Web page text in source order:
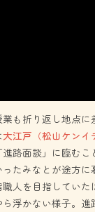
も折り返し地点に
大江戸（松山ケンイ
路面談」に臨むこ
たみなとが途方に
人を目指していた
ら浮かない様子。